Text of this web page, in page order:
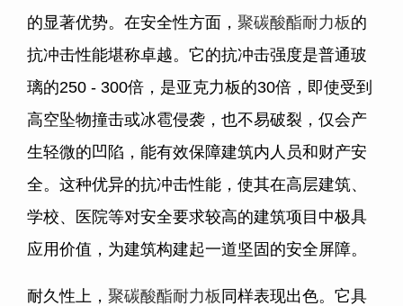
的显著优势。在安全性方面， 聚碳酸酯耐力板的
抗冲击性能堪称卓越。它的抗冲击强度是普通玻
璃的250 - 300倍，是亚克力板的30倍，即使受到
高空坠物撞击或冰雹侵袭，也不易破裂，仅会产
生轻微的凹陷，能有效保障建筑内人员和财产安
全。这种优异的抗冲击性能，使其在高层建筑、
学校、医院等对安全要求较高的建筑项目中极具
应用价值，为建筑构建起一道坚固的安全屏障。
耐久性上， 聚碳酸酯耐力板 同样表现出色。它具